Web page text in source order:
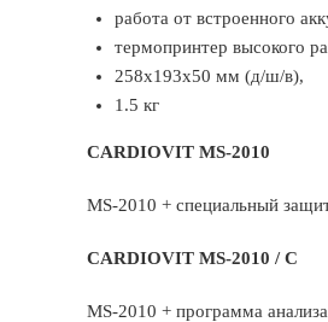
работа от встроенного
термопринтер высокого
258x193x50 мм (д/ш/в),
1.5 кг
CARDIOVIT MS-2010
MS-2010 + специальный
CARDIOVIT MS-2010 / С
MS-2010 + программа